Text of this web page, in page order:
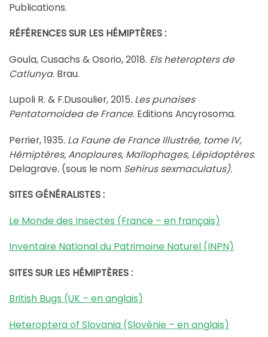
Publications.
RÉFÉRENCES SUR LES HÉMIPTÈRES :
Goula, Cusachs & Osorio, 2018. Els heteropters de
Catlunya. Brau.
Lupoli R. & F.Dusoulier, 2015. Les punaises
Pentatomoidea de France. Editions Ancyrosoma.
Perrier, 1935. La Faune de France Illustrée, tome IV,
Hémiptères, Anoploures, Mallophages, Lépidoptères.
Delagrave. (sous le nom Sehirus sexmaculatus).
SITES GÉNÉRALISTES :
Le Monde des Insectes (France – en français)
Inventaire National du Patrimoine Naturel (INPN)
SITES SUR LES HÉMIPTÈRES :
British Bugs (UK – en anglais)
Heteroptera of Slovania (Slovénie – en anglais)